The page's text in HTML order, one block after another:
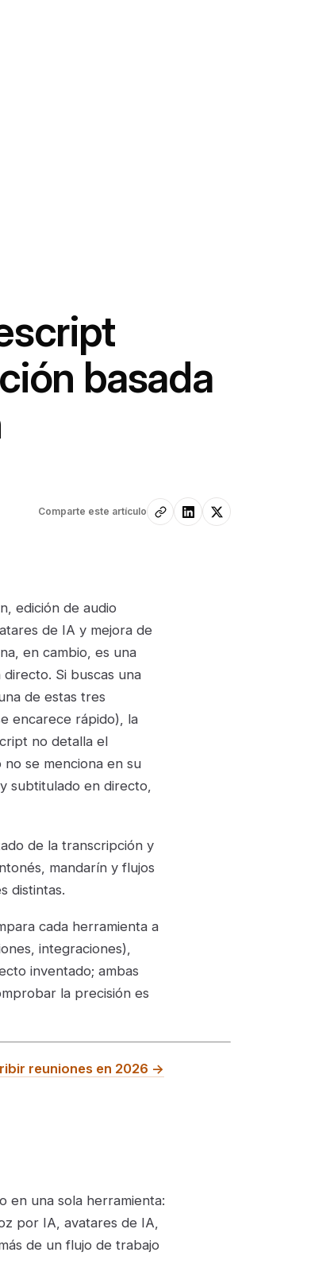
basada
Comparte este artículo
edición de audio
de IA y mejora de
en cambio, es una
Si buscas una
de estas tres
encarece rápido), la
no detalla el
se menciona en su
subtitulado en directo,
de la transcripción y
mandarín y flujos
distintas.
cada herramienta a
integraciones),
inventado; ambas
la precisión es
reuniones en 2026 →
en una sola herramienta:
por IA, avatares de IA,
de un flujo de trabajo